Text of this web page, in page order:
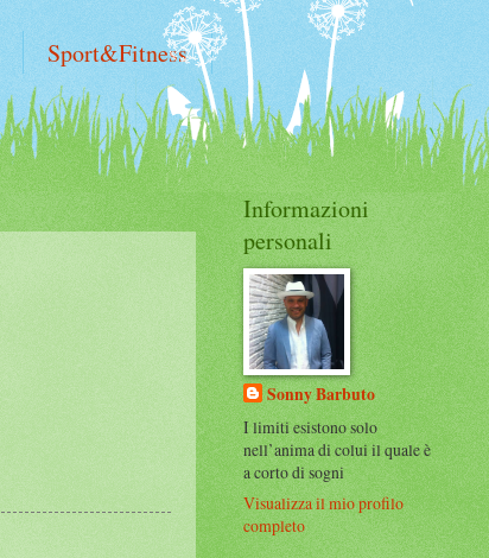
Sport&Fitness
Informazioni
personali
Sonny Barbuto
I limiti esistono solo
nell’anima di colui il quale è
a corto di sogni
Visualizza il mio profilo
completo